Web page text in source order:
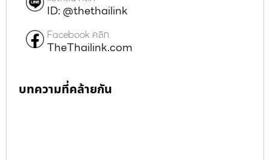
ID: @thethailink
Facebook คลิก
TheThailink.com
บทความที่คล้ายกัน